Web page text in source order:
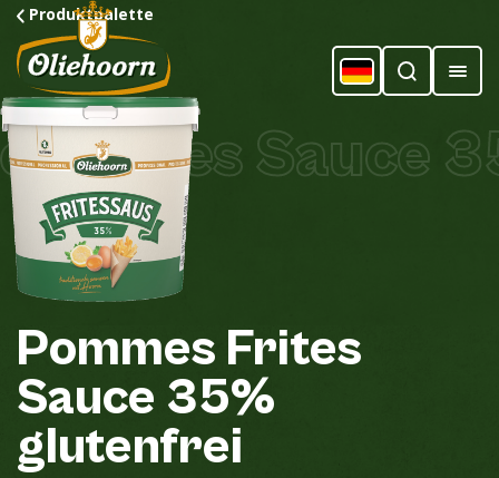
Produktpalette
Frites Sauce
Pommes Frites
Sauce 35%
glutenfrei